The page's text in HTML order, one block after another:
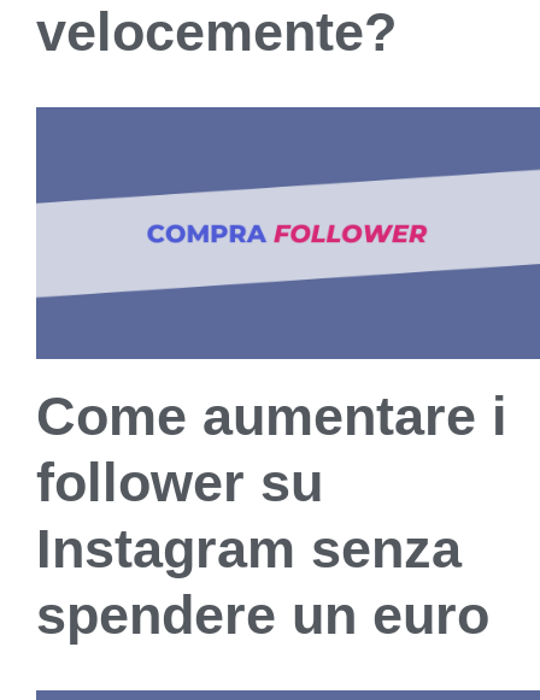
velocemente?
Come aumentare i
follower su
Instagram senza
spendere un euro